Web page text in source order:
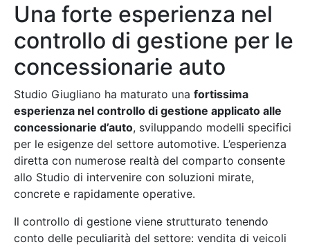
Una forte esperienza nel
controllo di gestione per le
concessionarie auto
Studio Giugliano ha maturato una fortissima
esperienza nel controllo di gestione applicato alle
concessionarie d’auto, sviluppando modelli specifici
per le esigenze del settore automotive. L’esperienza
diretta con numerose realtà del comparto consente
allo Studio di intervenire con soluzioni mirate,
concrete e rapidamente operative.
Il controllo di gestione viene strutturato tenendo
conto delle peculiarità del settore: vendita di veicoli